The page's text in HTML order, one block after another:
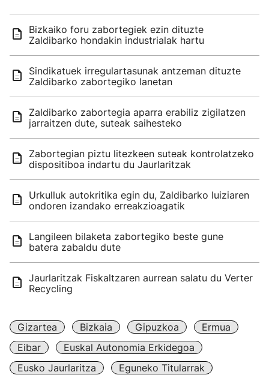
Bizkaiko foru zabortegiek ezin dituzte
Zaldibarko hondakin industrialak hartu
Sindikatuek irregulartasunak antzeman dituzte
Zaldibarko zabortegiko lanetan
Zaldibarko zabortegia aparra erabiliz zigilatzen
jarraitzen dute, suteak saihesteko
Zabortegian piztu litezkeen suteak kontrolatzeko
dispositiboa indartu du Jaurlaritzak
Urkulluk autokritika egin du, Zaldibarko luiziaren
ondoren izandako erreakzioagatik
Langileen bilaketa zabortegiko beste gune
batera zabaldu dute
Jaurlaritzak Fiskaltzaren aurrean salatu du Verter
Recycling
Gizartea Bizkaia Gipuzkoa
Ermua
Eibar
Euskal Autonomia Erkidegoa
Eusko Jaurlaritza
Eguneko Titularrak